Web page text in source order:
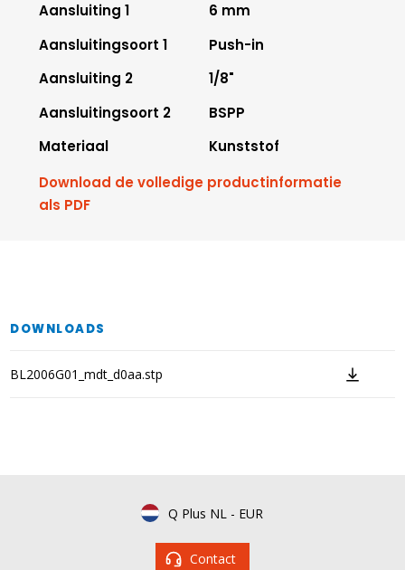
Aansluiting 1
6 mm
Aansluitingsoort 1
Push-in
Aansluiting 2
1/8"
Aansluitingsoort 2
BSPP
Materiaal
Kunststof
Download de volledige productinformatie
als PDF
DOWNLOADS
BL2006G01_mdt_d0aa.stp
Q Plus NL - EUR
Contact